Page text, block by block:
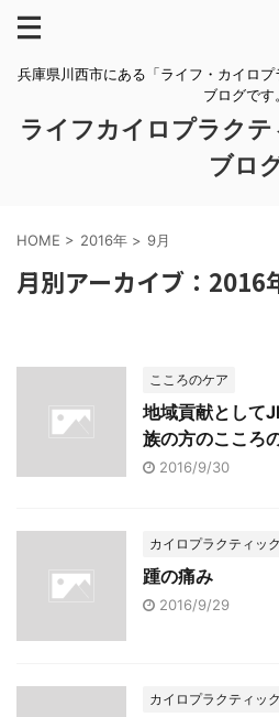
兵庫県川西市にある「ライフ・カイロ
ブログです。
ライフカイロプラク
ブロ
HOME > 2016年 > 9月
月別アーカイブ：2016
こころのケア
地域貢献として
族の方のこころ
2016/9/30
カイロプラクティック
踵の痛み
2016/9/29
カイロプラクティック